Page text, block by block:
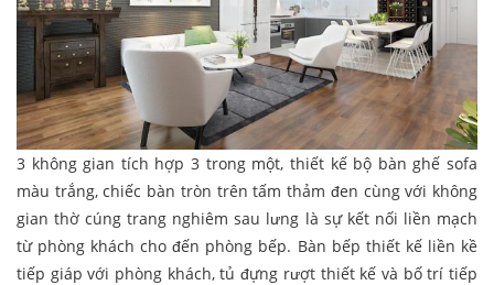
3 không gian tích hợp 3 trong một, thiết kế bộ bàn ghế sofa
màu trắng, chiếc bàn tròn trên tấm thảm đen cùng với không
gian thờ cúng trang nghiêm sau lưng là sự kết nối liền mạch
từ phòng khách cho đến phòng bếp. Bàn bếp thiết kế liền kề
tiếp giáp với phòng khách, tủ đựng rượt thiết kế và bố trí tiếp